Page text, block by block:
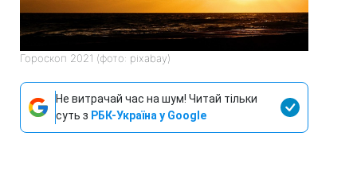
Гороскоп 2021 (фото: pixabay)
Не витрачай час на шум! Читай тільки
суть з РБК-Україна у Google